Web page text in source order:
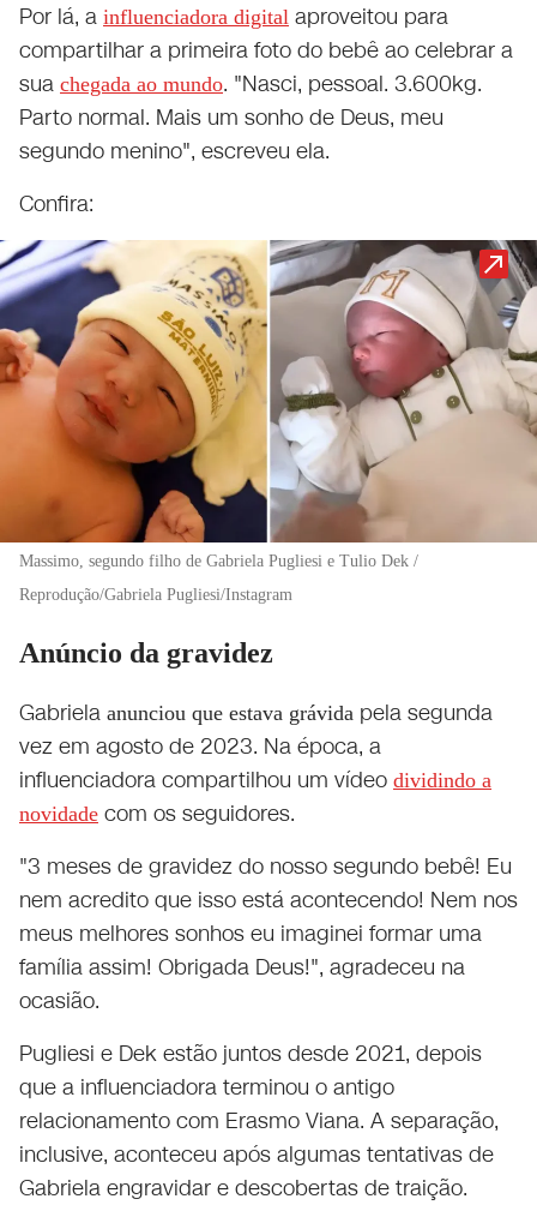
Por lá, a influenciadora digital aproveitou para
compartilhar a primeira foto do bebê ao celebrar a
sua chegada ao mundo. "Nasci, pessoal. 3.600kg.
Parto normal. Mais um sonho de Deus, meu
segundo menino", escreveu ela.
Confira:
Massimo, segundo filho de Gabriela Pugliesi e Tulio Dek /
Reprodução/Gabriela Pugliesi/Instagram
Anúncio da gravidez
Gabriela anunciou que estava grávida pela segunda
vez em agosto de 2023. Na época, a
influenciadora compartilhou um vídeo dividindo a
novidade com os seguidores.
"3 meses de gravidez do nosso segundo bebê! Eu
nem acredito que isso está acontecendo! Nem nos
meus melhores sonhos eu imaginei formar uma
família assim! Obrigada Deus!", agradeceu na
ocasião.
Pugliesi e Dek estão juntos desde 2021, depois
que a influenciadora terminou o antigo
relacionamento com Erasmo Viana. A separação,
inclusive, aconteceu após algumas tentativas de
Gabriela engravidar e descobertas de traição.